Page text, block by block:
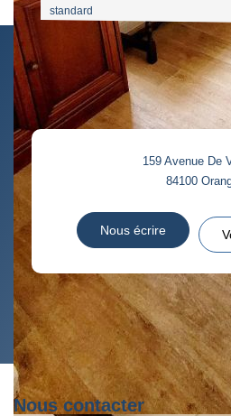
standard
159 Avenue De
84100
Nous écrire
Nous contacter